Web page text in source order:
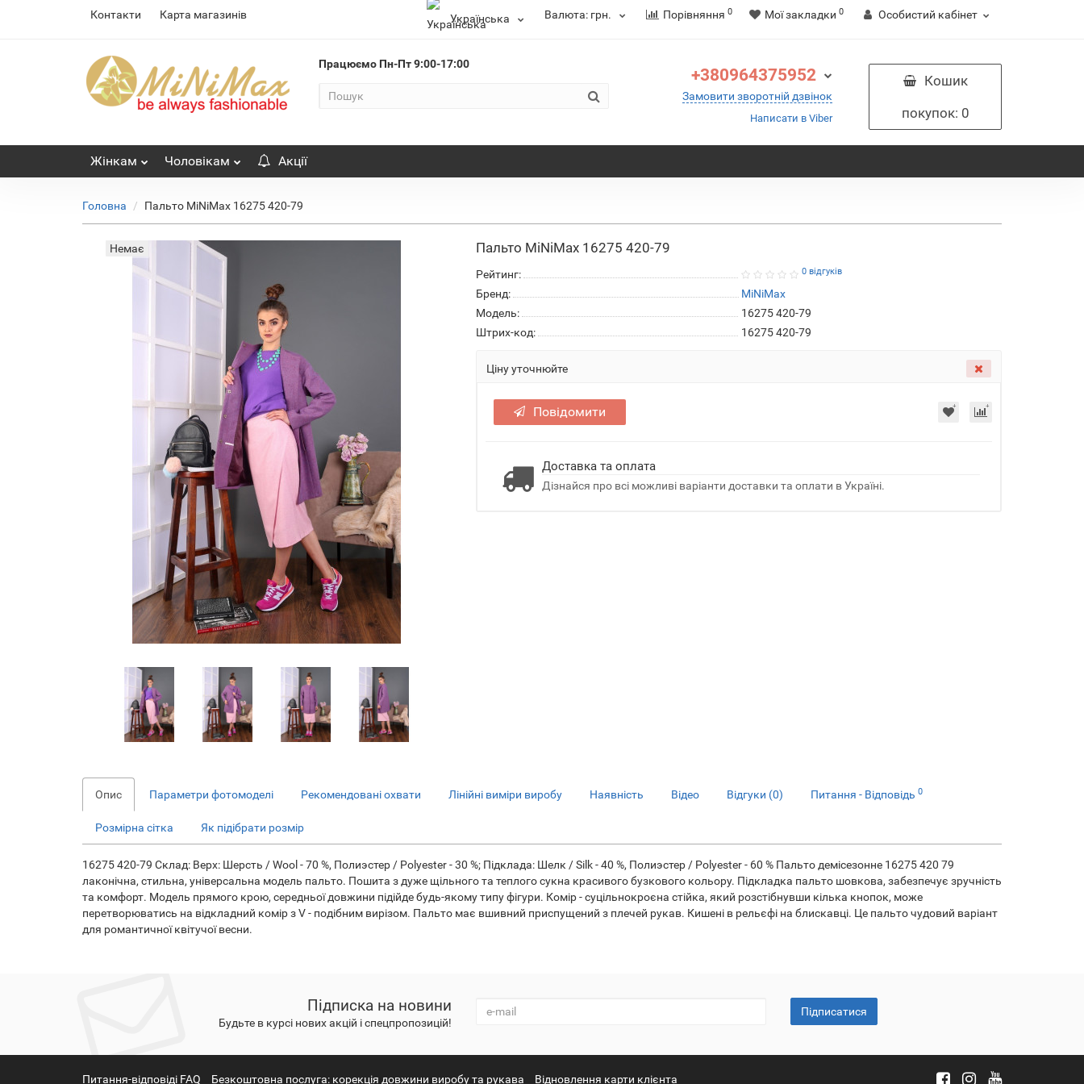
Контакти Карта магазинів Українська Валюта: грн. Порівняння 0 Мої закладки 0 Особистий кабінет
Працюємо Пн-Пт 9:00-17:00
+380964375952
Замовити зворотній дзвінок
Написати в Viber
Кошик
покупок: 0
Жінкам Чоловікам Акції
Головна Пальто MiNiMax 16275 420-79
Немає Пальто MiNiMax 16275 420-79
Рейтинг: 0 відгуків
Бренд:
MiNiMax
Модель:
16275 420-79
Штрих-код:
16275 420-79
Ціну уточнюйте
Повідомити
Доставка та оплата
Дізнайся про всі можливі варіанти доставки та оплати в Україні.
Опис Параметри фотомоделі Рекомендовані охвати Лінійні виміри виробу Наявність Відео Відгуки (0) Питання - Відповідь 0
Розмірна сітка Як підібрати розмір
16275 420-79 Склад: Верх: Шерсть / Wool - 70 %, Полиэстер / Polyester - 30 %; Підклада: Шелк / Silk - 40 %, Полиэстер / Polyester - 60 % Пальто демісезонне 16275 420 79
лаконічна, стильна, універсальна модель пальто. Пошита з дуже щільного та теплого сукна красивого бузкового кольору. Підкладка пальто шовкова, забезпечує зручність
та комфорт. Модель прямого крою, середньої довжини підійде будь-якому типу фігури. Комір - суцільнокроєна стійка, який розстібнувши кілька кнопок, може
перетворюватись на відкладний комір з V - подібним вирізом. Пальто має вшивний приспущений з плечей рукав. Кишені в рельєфі на блискавці. Це пальто чудовий варіант
для романтичної квітучої весни.
Підписка на новини
Будьте в курсі нових акцій і спецпропозицій!
Підписатися
Питання-відповіді FAQ Безкоштовна послуга: корекція довжини виробу та рукава Відновлення карти клієнта